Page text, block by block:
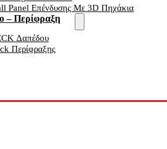
Panel Επένδυσης Με 3D Πηχάκια
– Περίφραξη
Δαπέδου
Περίφραξης